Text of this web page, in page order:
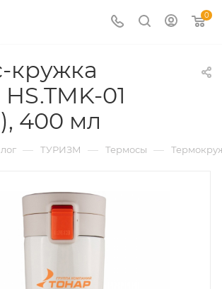
0
кружка
01
400 мл
— ТУРИЗМ — Термосы —